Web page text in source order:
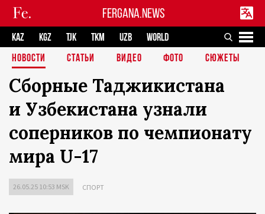
FERGANA.NEWS
KAZ KGZ TJK TKM UZB
WORLD
НОВОСТИ
СТАТЬИ ВИДЕО ФОТО СЮЖЕТЫ
Сборные Таджикистана
и Узбекистана узнали
соперников по чемпионату
мира U-17
26.05.25 10:53 MSK СПОРТ